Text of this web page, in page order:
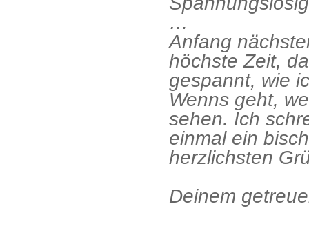
…
Anfang
höchste Zeit,
gespannt, wie
Wenns geht,
sehen. Ich
einmal ein
herzlichsten
Deinem